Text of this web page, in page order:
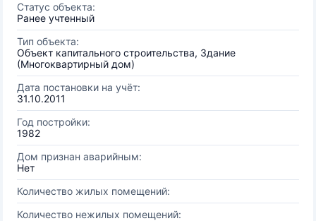
Статус объекта:
Ранее учтенный
Тип объекта:
Объект капитального строительства, Здание
(Многоквартирный дом)
Дата постановки на учёт:
31.10.2011
Год постройки:
1982
Дом признан аварийным:
Нет
Количество жилых помещений:
Количество нежилых помещений: